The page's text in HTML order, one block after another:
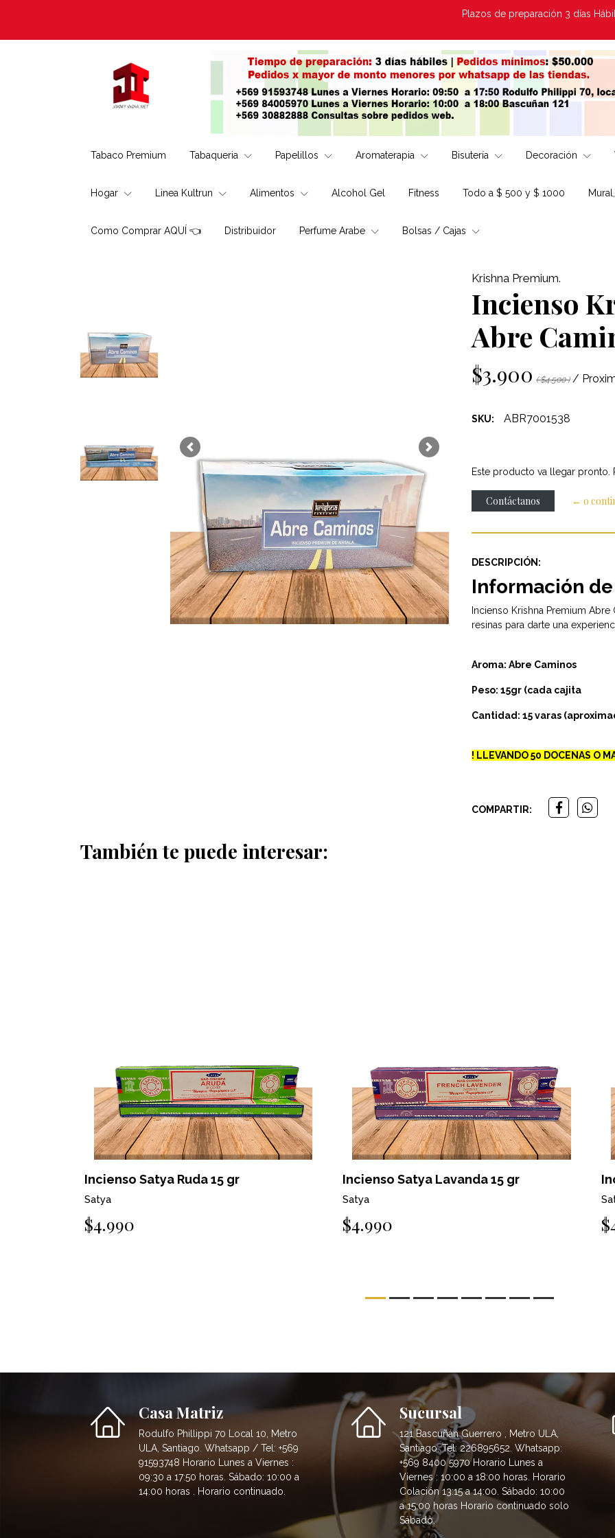
Plazos de preparación 3 días Hábiles |
Tabaco Premium Tabaqueria Papelillos Aromaterapia Bisutería Decoración
Hogar Linea Kultrun Alimentos Alcohol Gel Fitness Todo a $ 500 y $ 1000
Como Comprar AQUÍ 👈 Distribuidor Perfume Arabe Bolsas / Cajas
Previous Next
Krishna Premium.
Incienso
Abre
$3.900 ( $4.500 ) /
SKU: ABR7001538
Este producto va llegar pronto.
Contáctanos ← o
DESCRIPCIÓN:
Información
Incienso Krishna Premium
resinas para darte una
Aroma: Abre Caminos
Peso: 15gr (cada cajita
Cantidad: 15 varas
! LLEVANDO 50 DOCENAS O
COMPARTIR:
También te puede interesar:
Incienso Satya Ruda 15 gr
Satya
$4.990
Incienso Satya Lavanda 15 gr
Satya
$4.990
Casa Matriz
Rodulfo Phillippi 70 Local 10, Metro
ULA, Santiago. Whatsapp / Tel: +569
91593748 Horario Lunes a Viernes :
09:30 a 17:50 horas. Sábado: 10:00 a
14:00 horas . Horario continuado.
Sucursal
121 Bascuñán Guerrero , Metro ULA,
Santiago. Tel: 226895652. Whatsapp:
+569 8400 5970 Horario Lunes a
Viernes : 10:00 a 18:00 horas. Horario
Colación 13:15 a 14:00. Sábado: 10:00
a 15:00 horas Horario continuado solo
Sábado.